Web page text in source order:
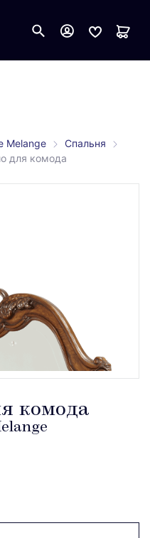
Melange
Спальня
для комода
комода